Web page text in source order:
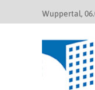
Wuppertal